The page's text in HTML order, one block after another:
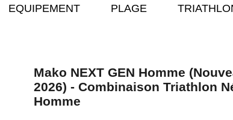
EQUIPEMENT PLAGE
Mako NEXT GEN Homme
2026) - Combinaison Triathlon
Homme